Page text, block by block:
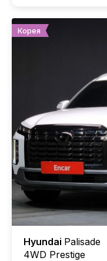
Корея
Hyundai Palisade
4WD Prestige